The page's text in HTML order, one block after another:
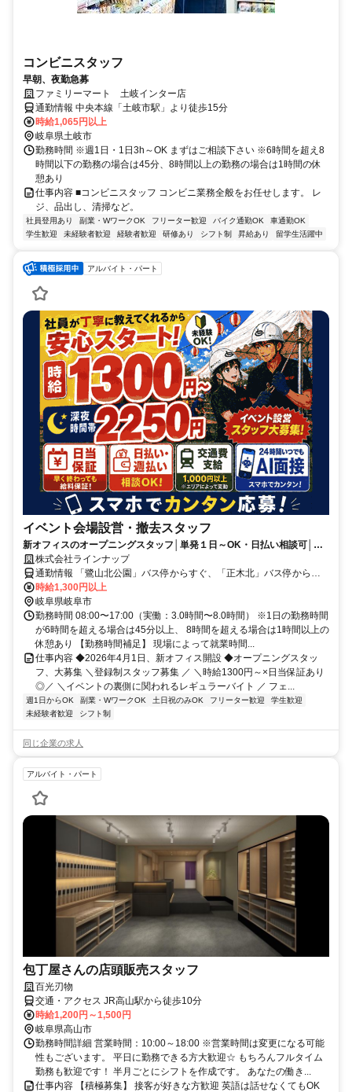
コンビニスタッフ
早朝、夜勤急募
ファミリーマート 土岐インター店
通勤情報 中央本線「土岐市駅」より徒歩15分
時給1,065円以上
岐阜県土岐市
勤務時間 ※週1日・1日3h～OK まずはご相談下さい ※6時間を超え8
時間以下の勤務の場合は45分、8時間以上の勤務の場合は1時間の休
憩あり
仕事内容 ■コンビニスタッフ コンビニ業務全般をお任せします。 レ
ジ、品出し、清掃など。
社員登用あり 副業・WワークOK フリーター歓迎 バイク通勤OK
車通勤OK
学生歓迎
未経験者歓迎 経験者歓迎 研修あり シフト制 昇給あり 留学生活躍中
アルバイト・パート
イベント会場設営・撤去スタッフ
新オフィスのオープニングスタッフ│単発１日～OK・日払い相談可│仕
事が早く終わっても給与保証あり◎AI面接はじめました
株式会社ラインナップ
通勤情報 「鷺山北公園」バス停からすぐ、「正木北」バス停から徒
歩9分
時給1,300円以上
岐阜県岐阜市
勤務時間 08:00〜17:00（実働：3.0時間〜8.0時間） ※1日の勤務時間
が6時間を超える場合は45分以上、 8時間を超える場合は1時間以上の
休憩あり 【勤務時間補足】 現場によって就業時間...
仕事内容 ◆2026年4月1日、新オフィス開設 ◆オープニングスタッ
フ、大募集 ＼登録制スタッフ募集 ／ ＼時給1300円～×日当保証あり
◎／ ＼イベントの裏側に関われるレギュラーバイト ／ フェ...
週1日からOK 副業・WワークOK 土日祝のみOK フリーター歓迎
学生歓迎
未経験者歓迎
シフト制
同じ企業の求人
アルバイト・パート
包丁屋さんの店頭販売スタッフ
百光刃物
交通・アクセス JR高山駅から徒歩10分
時給1,200円～1,500円
岐阜県高山市
勤務時間詳細 営業時間：10:00～18:00 ※営業時間は変更になる可能
性もございます。 平日に勤務できる方大歓迎☆ もちろんフルタイム
勤務も歓迎です！ 半月ごとにシフトを作成です。 あなたの働き...
仕事内容 【積極募集】 接客が好きな方歓迎 英語は話せなくてもOK